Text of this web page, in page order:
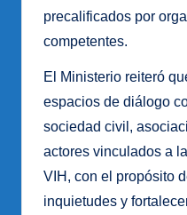
precalificados por
competentes.
El Ministerio reiteró
espacios de diálogo
sociedad civil,
actores vinculados a
VIH, con el propósito
inquietudes y